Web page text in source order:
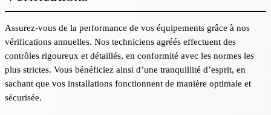
Assurez-vous de la performance de vos équipements grâce à nos
vérifications annuelles. Nos techniciens agréés effectuent des
contrôles rigoureux et détaillés, en conformité avec les normes les
plus strictes. Vous bénéficiez ainsi d’une tranquillité d’esprit, en
sachant que vos installations fonctionnent de manière optimale et
sécurisée.